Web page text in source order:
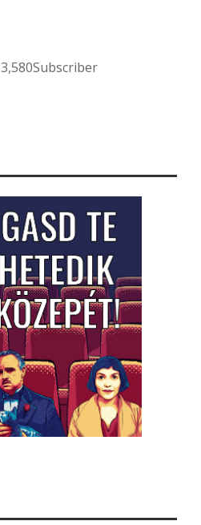
3,580Subscriber